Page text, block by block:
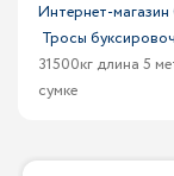
Интернет-
Тросы
31500кг длина 5
сумке